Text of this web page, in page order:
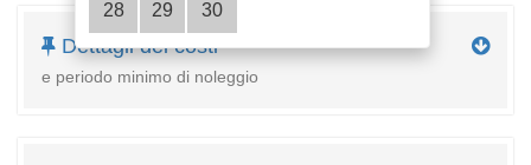
28 29 30
Dettagli dei costi
e periodo minimo di noleggio